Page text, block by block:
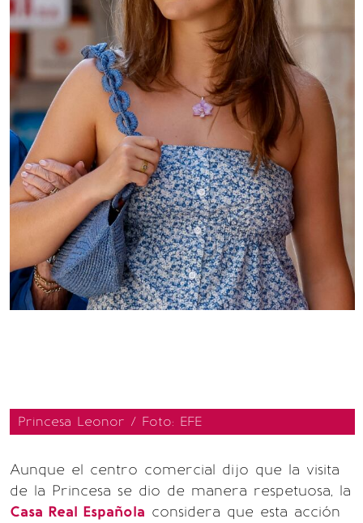
Princesa Leonor / Foto: EFE
Aunque el centro comercial dijo que la visita
de la Princesa se dio de manera respetuosa, la
Casa Real Española considera que esta acción